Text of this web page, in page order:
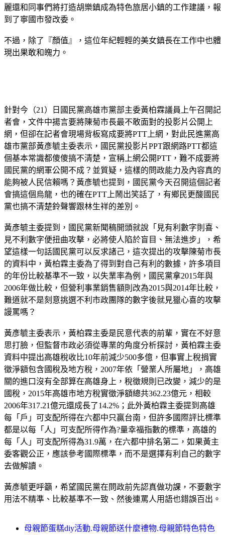
麗還和同事們將打造胡樂鎮成為特色旅居小鎮的工作建議，報
到了寧國市發改委。
不過，除了『顏值』，這位年紀輕輕的美女鎮長在工作中也體
現出果敢和魄力。
針對今（21）日國民黨高雄市黨部主委黃柏霖議員上午召開記
者會，文件中揚言要將陳菊市長最不敢面對的投影片公開上
網，但卻在記者會現場背板寫成要將PTT上網，對此民進黨高
雄市黨部黃彥毓主委表示，國民黨投影片PPT跟網路PTT都這
個基本常識都傻傻搞不清楚，宣稱上網公開PTT，難不成要將
國民黨的網軍公開不成？並質疑，這樣的問政能力及內容真的
能夠被人民信賴嗎？黃彥毓也提到，國民黨今天召開這個記者
會搞這個烏龍，也的確在PTT上鬧出笑話了，有鄉民更酸國民
黨也搞不清楚鈴聲響跟林生祥的差別。
黃彥毓主委提到，國民黨新聞稿開頭就說「見有利數字則喜、
見不利數字便扭曲攻擊，必將使人陷於盲目、無法進步」，希
望這樣一句話國民黨可以反求諸己，這次提出的攻擊陳菊市長
的資料中，黃柏霖主委為了得到對自己有利的數據，許多項目
的年份比較基準不一致，以失業率為例，國民黨拿2015年與
2006年做比較，但營利事業銷售額則改為2015與2014年比較，
難道就不是刻意挑選不利市政團隊的數字後就見獵心喜的攻擊
謾罵嗎？
黃彥毓主委表示，黃柏霖主委是民意代表的前輩，實在不好意
思打臉，但監督市政必須從專業的角度分析探討，黃柏霖主委
資料中提出高雄稅收比10年前減少500多億，但事實上稅捐實
徵淨額包含國稅及地方稅，2007年依「營業人所屬地」，高雄
關的進口沒有全部算在高雄身上，稅徵規則已改變，減少的是
國稅，2015年高雄市地方稅實徵淨額總共362.23億元，相較
2006年317.21億元還成長了14.2%；此外黃柏霖主委提到高雄
每「戶」可支配所得在六都中只贏台南，但許多國際評比標準
都是以每「人」可支配所得作為?量幸福指數的標準，高雄的
每「人」可支配所得為31.9萬，在六都中排名第二，如果黃主
委客觀公正，應該參考國際標準，而不是選擇有利自己的數字
去做解讀。
黃彥毓更呼籲，希望國民黨在問政前先認真做功課，不要數字
用法不精準、比較基準不一致、然後連罵人用語也錯誤百出。
母親節蛋糕diy活動.母親節送什麼禮物.母親節特色特色